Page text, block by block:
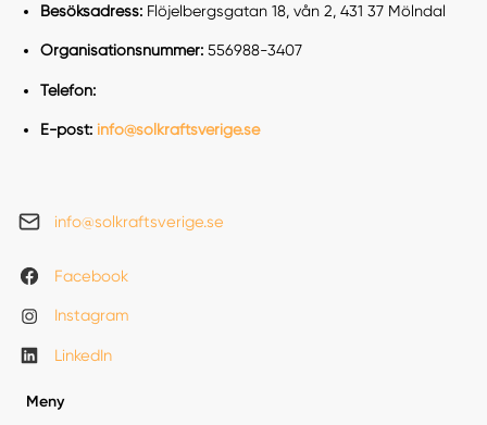
Besöksadress: Flöjelbergsgatan 18, vån 2, 431 37 Mölndal
Organisationsnummer: 556988-3407
Telefon:
E-post: info@solkraftsverige.se
info@solkraftsverige.se
Facebook
Instagram
LinkedIn
Meny